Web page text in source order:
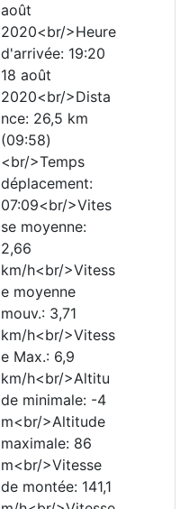
août
2020<br/>Heure
d'arrivée: 19:20
18 août
2020<br/>Dista
nce: 26,5 km
(09:58)
<br/>Temps
déplacement:
07:09<br/>Vites
se moyenne:
2,66
km/h<br/>Vitess
e moyenne
mouv.: 3,71
km/h<br/>Vitess
e Max.: 6,9
km/h<br/>Altitu
de minimale: -4
m<br/>Altitude
maximale: 86
m<br/>Vitesse
de montée: 141,1